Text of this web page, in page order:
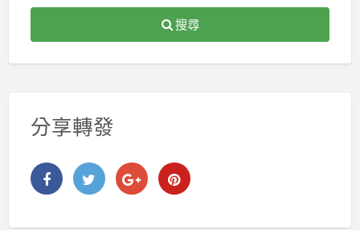
搜尋
分享轉發